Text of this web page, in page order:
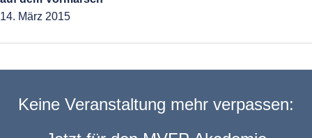
14. März 2015
Keine Veranstaltung mehr verpassen: